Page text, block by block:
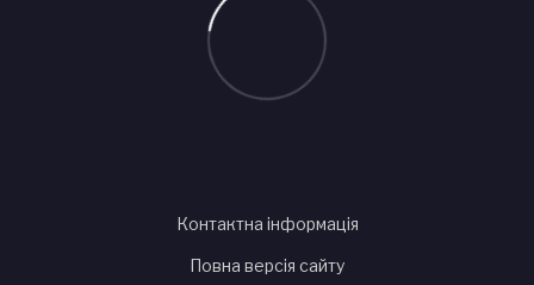
Контактна інформація
Повна версія сайту